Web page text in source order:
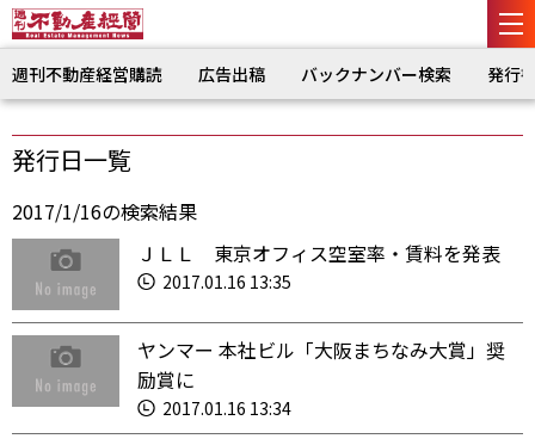
週刊不動産経営購読 広告出稿 バックナンバー検索 発行
発行日一覧
2017/1/16の検索結果
ＪＬＬ 東京オフィス空室率・賃料を発表
2017.01.16 13:35
ヤンマー 本社ビル「大阪まちなみ大賞」奨
励賞に
2017.01.16 13:34